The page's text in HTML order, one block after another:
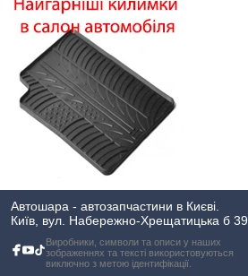
Автошара - автозапчастини в Києві.
Київ, вул. Набережно-Хрещатицька б 39
Виробники, символи та описи у наших
зображеннях та тексті використовуються
виключно з метою ідентифікації.